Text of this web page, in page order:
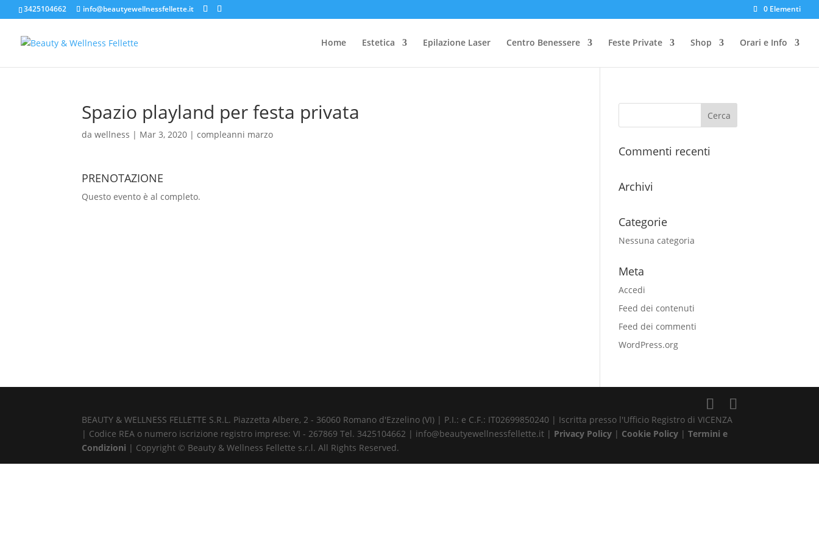
3425104662 info@beautyewellnessfellette.it 0 Elementi
Home Estetica Epilazione Laser Centro Benessere Feste Private Shop Orari e Info
Spazio playland per festa privata
dawellness | Mar 3, 2020 |compleanni marzo
PRENOTAZIONE
Questo evento è al completo.
Commenti recenti
Archivi
Categorie
Nessuna categoria
Meta
Accedi
Feed dei contenuti
Feed dei commenti
WordPress.org
BEAUTY & WELLNESS FELLETTE S.R.L. Piazzetta Albere, 2 - 36060 Romano d'Ezzelino (VI) | P.I.: e C.F.: IT02699850240 | Iscritta presso l'Ufficio Registro di VICENZA
| Codice REA o numero iscrizione registro imprese: VI - 267869 Tel. 3425104662 | info@beautyewellnessfellette.it | Privacy Policy | Cookie Policy |Termini e
Condizioni | Copyright © Beauty & Wellness Fellette s.r.l. All Rights Reserved.